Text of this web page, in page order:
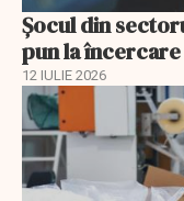
Șocul din
pun la
12 IULIE 2026
EXCLUSIV